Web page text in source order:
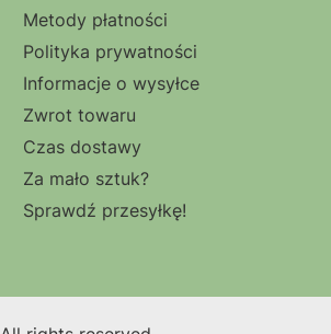
Metody płatności
Polityka prywatności
Informacje o wysyłce
Zwrot towaru
Czas dostawy
Za mało sztuk?
Sprawdź przesyłkę!